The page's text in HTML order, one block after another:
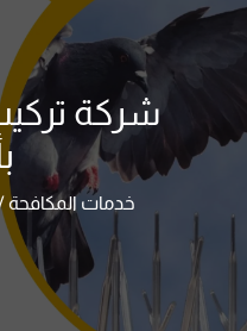
شركة
خدمات المكافحة/